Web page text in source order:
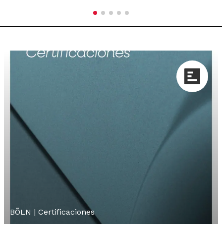
BÕLN | Certificaciones